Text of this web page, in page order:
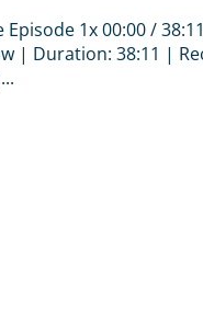
1x 00:00 /
| Duration: 38:11 |